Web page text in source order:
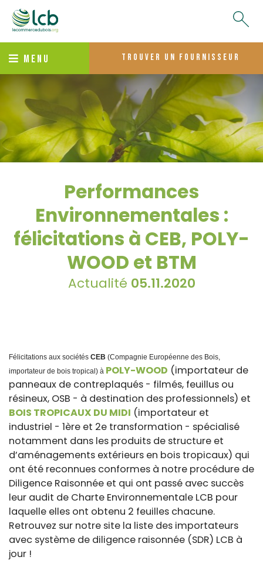
MENU trouver un fournisseur
Performances
Environnementales :
félicitations à CEB, POLY-
WOOD et BTM
Actualité 05.11.2020
Félicitations aux sociétés CEB (Compagnie Européenne des Bois,
importateur de bois tropical) à POLY-WOOD (importateur de
panneaux de contreplaqués - filmés, feuillus ou
résineux, OSB - à destination des professionnels) et
BOIS TROPICAUX DU MIDI (importateur et
industriel - 1ère et 2e transformation - spécialisé
notamment dans les produits de structure et
d’aménagements extérieurs en bois tropicaux) qui
ont été reconnues conformes à notre procédure de
Diligence Raisonnée et qui ont passé avec succès
leur audit de Charte Environnementale LCB pour
laquelle elles ont obtenu 2 feuilles chacune.
Retrouvez sur notre site la liste des importateurs
avec système de diligence raisonnée (SDR) LCB à
jour !